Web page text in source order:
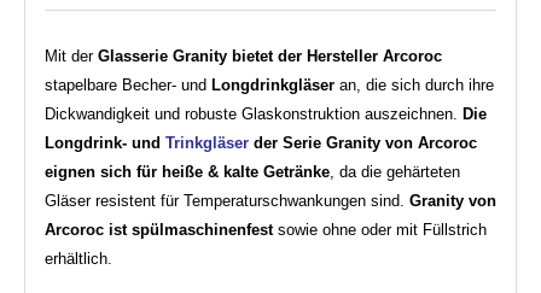
Mit der Glasserie Granity bietet der Hersteller Arcoroc
stapelbare Becher- und Longdrinkgläser an, die sich durch ihre
Dickwandigkeit und robuste Glaskonstruktion auszeichnen.
Die
Longdrink- und Trinkgläser der Serie Granity von Arcoroc
eignen sich für heiße & kalte Getränke , da die gehärteten
Gläser resistent für Temperaturschwankungen sind. Granity von
Arcoroc ist spülmaschinenfest sowie ohne oder mit Füllstrich
erhältlich.